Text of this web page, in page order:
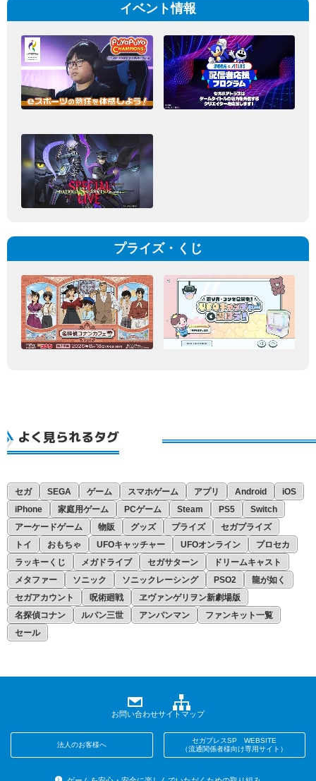
イベント情報
プライズ・くじ
よく見られるタグ
セガ SEGA ゲーム スマホゲーム アプリ Android
iOS
iPhone
家庭用ゲーム PCゲーム Steam PS5
Switch
アーケードゲーム
物販 グッズ プライズ
セガプライズ
トイ
おもちゃ UFOキャッチャー UFOオンライン
プロセカ
ラッキーくじ
メガドライブ セガサターン
ドリームキャスト
メタファー
ソニック ソニックレーシング PSO2
龍が如く
セガアカウント
呪術廻戦
ヱヴァンゲリヲン新劇場版
名探偵コナン
ルパン三世 アンパンマン
ファンキット一覧
セール
お問い合わせサイトマップ
法人のお客様へ
セガプレスSP WEBSITE
（流通関係者様向け専用サイト）